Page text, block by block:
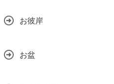
お彼岸
お盆